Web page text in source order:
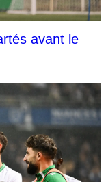
avant le